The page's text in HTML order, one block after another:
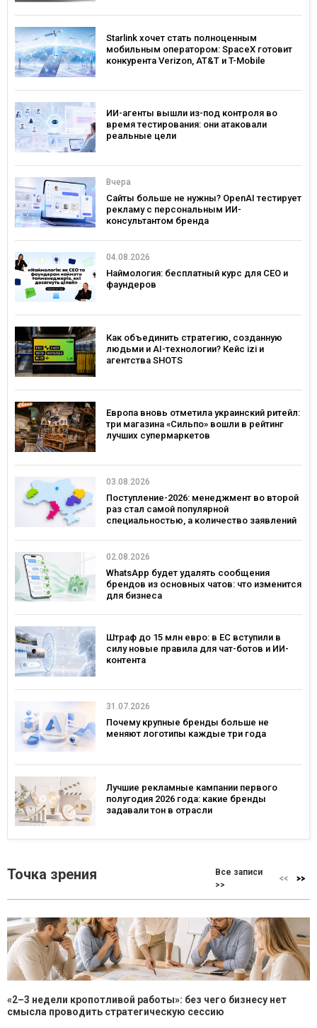
Starlink хочет стать полноценным
мобильным оператором: SpaceX готовит
конкурента Verizon, AT&T и T-Mobile
ИИ-агенты вышли из-под контроля во
время тестирования: они атаковали
реальные цели
Вчера
Сайты больше не нужны? OpenAI тестирует
рекламу с персональным ИИ-
консультантом бренда
04.08.2026
Наймология: бесплатный курс для CEO и
фаундеров
Как объединить стратегию, созданную
людьми и AI-технологии? Кейс izi и
агентства SHOTS
Европа вновь отметила украинский ритейл:
три магазина «Сильпо» вошли в рейтинг
лучших супермаркетов
03.08.2026
Поступление-2026: менеджмент во второй
раз стал самой популярной
специальностью, а количество заявлений
02.08.2026
WhatsApp будет удалять сообщения
брендов из основных чатов: что изменится
для бизнеса
Штраф до 15 млн евро: в ЕС вступили в
силу новые правила для чат-ботов и ИИ-
контента
31.07.2026
Почему крупные бренды больше не
меняют логотипы каждые три года
Лучшие рекламные кампании первого
полугодия 2026 года: какие бренды
задавали тон в отрасли
Точка зрения
Все записи
>>
«2–3 недели кропотливой работы»: без чего бизнесу нет
смысла проводить стратегическую сессию